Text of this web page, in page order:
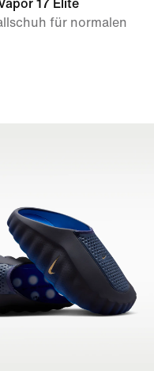
17 Elite
für normalen